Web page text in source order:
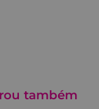
também